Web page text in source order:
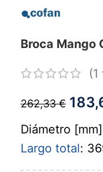
Broca Mango
(1
262,33€
Diámetro
Largo total: